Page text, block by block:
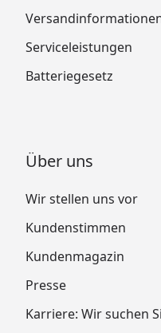
Serviceleistungen
Batteriegesetz
Über uns
Wir stellen uns vor
Kundenstimmen
Kundenmagazin
Presse
Karriere: Wir suchen